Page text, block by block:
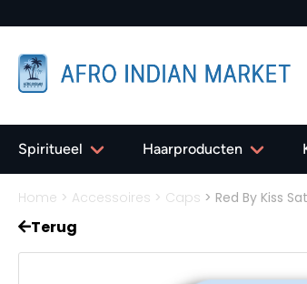
Spiritueel Haarproducten
Home > Accessoires > Caps > Red By Kiss
Terug